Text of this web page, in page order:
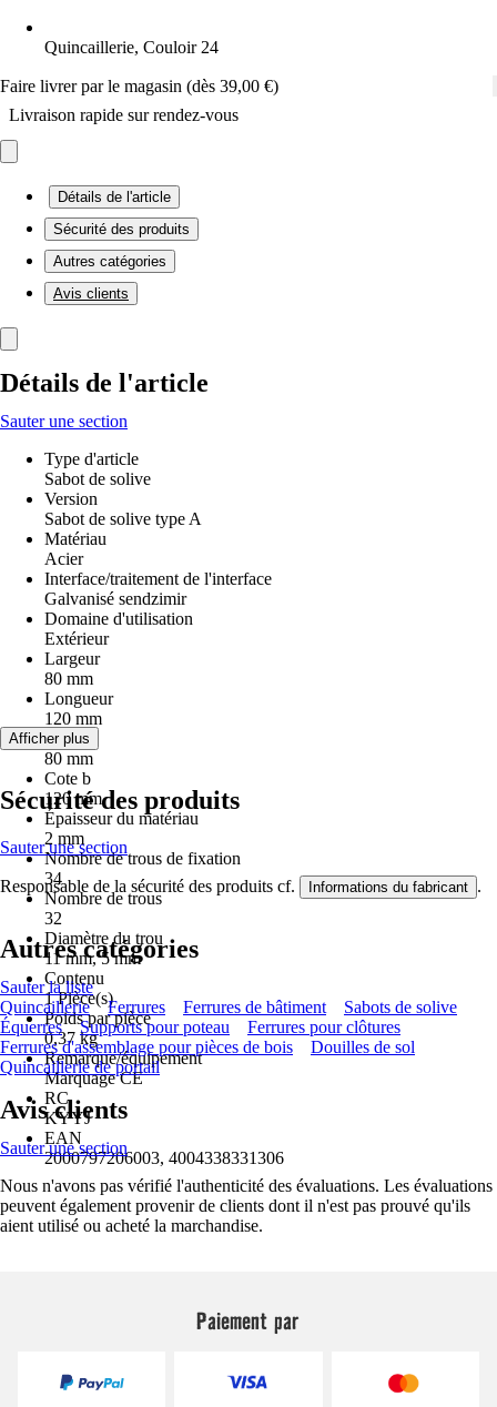
Quincaillerie, Couloir 24
Faire livrer par le magasin (dès 39,00 €)
Livraison rapide sur rendez-vous
Détails de l'article
Sécurité des produits
Autres catégories
Avis clients
Détails de l'article
Sauter une section
Type d'article
Sabot de solive
Version
Sabot de solive type A
Matériau
Acier
Interface/traitement de l'interface
Galvanisé sendzimir
Domaine d'utilisation
Extérieur
Largeur
80 mm
Longueur
120 mm
Cote a
80 mm
Cote b
120 mm
Épaisseur du matériau
2 mm
Nombre de trous de fixation
34
Nombre de trous
32
Diamètre du trou
11 mm, 5 mm
Contenu
1 Pièce(s)
Poids par pièce
0,37 kg
Remarque/équipement
Marquage CE
RC
KYYJ
EAN
2000797206003, 4004338331306
Afficher plus
Sécurité des produits
Sauter une section
Responsable de la sécurité des produits cf. Informations du fabricant .
Autres catégories
Sauter la liste
Quincaillerie
Ferrures Ferrures de bâtiment
Sabots de solive
Équerres
Supports pour poteau
Ferrures pour clôtures
Ferrures d'assemblage pour pièces de bois
Douilles de sol
Quincaillerie de portail
Avis clients
Sauter une section
Nous n'avons pas vérifié l'authenticité des évaluations. Les évaluations
peuvent également provenir de clients dont il n'est pas prouvé qu'ils
aient utilisé ou acheté la marchandise.
Paiement par